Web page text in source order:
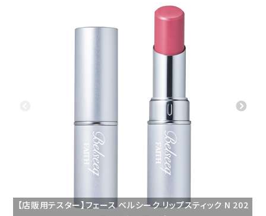
【店販用テスター】フェース ベルシーク リップスティック N 202